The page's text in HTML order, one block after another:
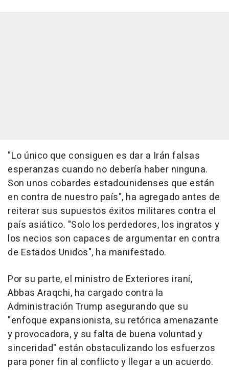
"Lo único que consiguen es dar a Irán falsas
esperanzas cuando no debería haber ninguna.
Son unos cobardes estadounidenses que están
en contra de nuestro país", ha agregado antes de
reiterar sus supuestos éxitos militares contra el
país asiático. "Solo los perdedores, los ingratos y
los necios son capaces de argumentar en contra
de Estados Unidos", ha manifestado.
Por su parte, el ministro de Exteriores iraní,
Abbas Araqchi, ha cargado contra la
Administración Trump asegurando que su
"enfoque expansionista, su retórica amenazante
y provocadora, y su falta de buena voluntad y
sinceridad" están obstaculizando los esfuerzos
para poner fin al conflicto y llegar a un acuerdo.